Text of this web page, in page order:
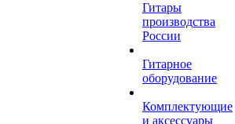
Гитары
производства
России
Гитарное
оборудование
Комплектующие
и аксессуары